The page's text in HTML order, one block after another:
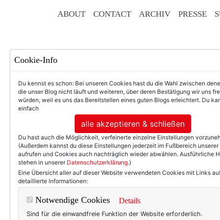
ABOUT CONTACT ARCHIV PRESSE
Hot or not? Ein
Cookie-Info
Du kennst es schon: Bei unseren Cookies hast du die Wahl zwischen
die unser Blog nicht läuft und weiteren, über deren Bestätigung wir uns
würden, weil es uns das Bereitstellen eines guten Blogs erleichtert. Du
einfach
alle akzeptieren & schließen
Du hast auch die Möglichkeit, verfeinerte einzelne Einstellungen
(Außerdem kannst du diese Einstellungen jederzeit im Fußbereich unserer
aufrufen und Cookies auch nachträglich wieder abwählen. Ausführliche
stehen in unserer Datenschutzerklärung.)
Eine Übersicht aller auf dieser Website verwendeten Cookies mit Links
detaillierte Informationen:
Notwendige Cookies Details
Sind für die einwandfreie Funktion der Website erforderlich.